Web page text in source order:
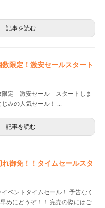
記事を読む
限定！激安セールスタート
限定 激安セール スタートしま
みの人気セール！ ...
記事を読む
御免！！タイムセールスタ
ベントタイムセール！ 予告なく
めにどうぞ！！ 完売の際にはご